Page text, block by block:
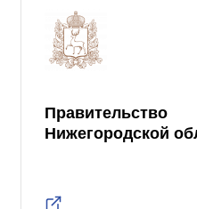
Правительство
Нижегородской